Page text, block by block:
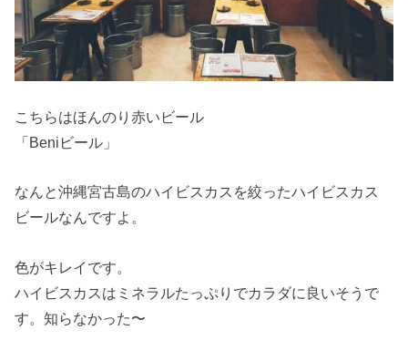
こちらはほんのり赤いビール
「Beniビール」
なんと沖縄宮古島のハイビスカスを絞ったハイビスカス
ビールなんですよ。
色がキレイです。
ハイビスカスはミネラルたっぷりでカラダに良いそうで
す。知らなかった〜